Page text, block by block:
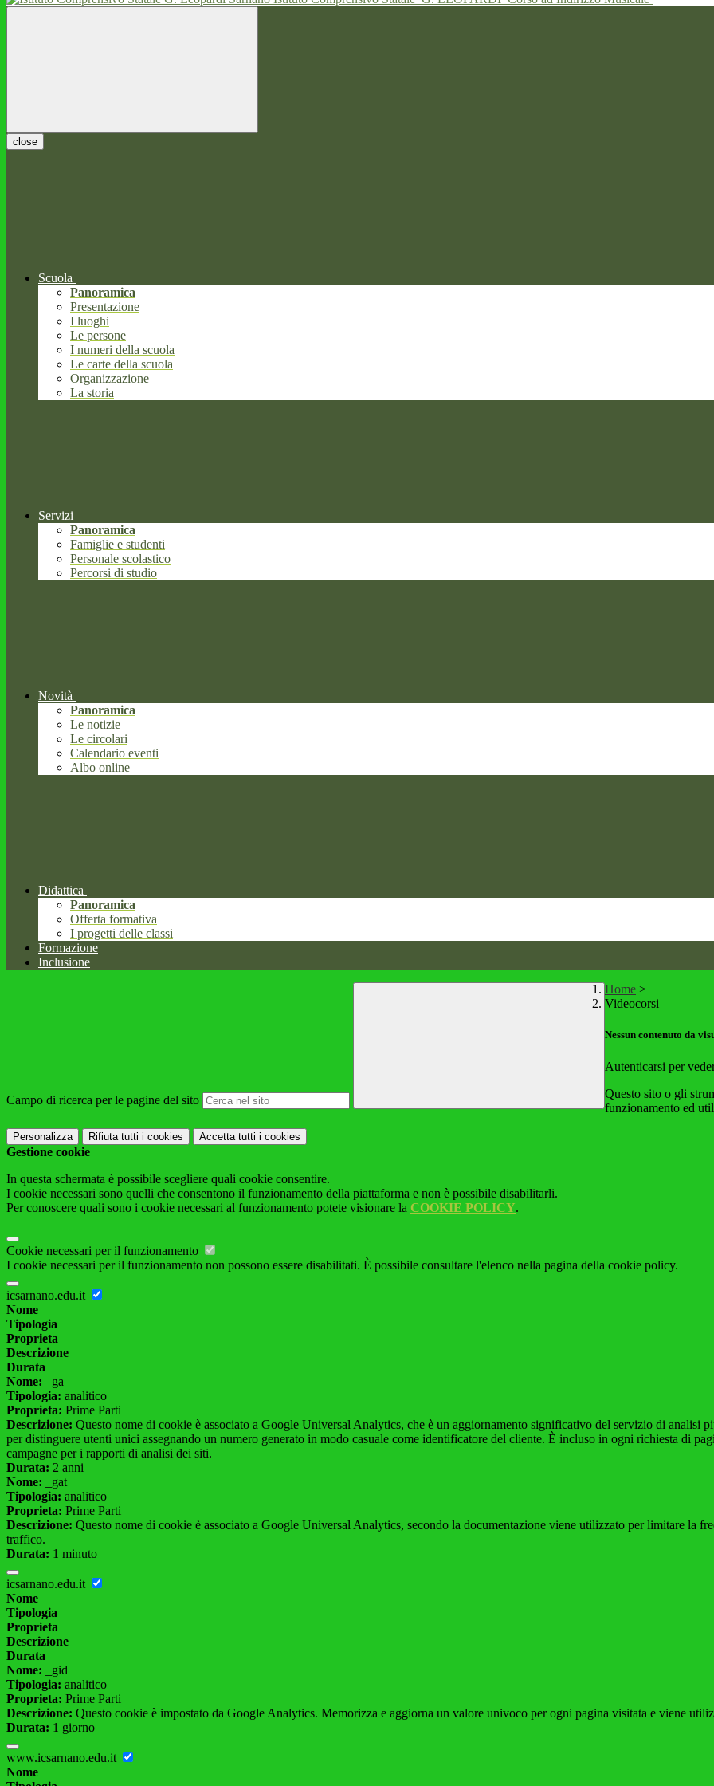
close
Scuola
Panoramica
Presentazione
I luoghi
Le persone
I numeri della scuola
Le carte della scuola
Organizzazione
La storia
Servizi
Panoramica
Famiglie e studenti
Personale scolastico
Percorsi di studio
Novità
Panoramica
Le notizie
Le circolari
Calendario eventi
Albo online
Didattica
Panoramica
Offerta formativa
I progetti delle classi
Formazione
Inclusione
Campo di ricerca per le pagine del sito
Home >
Videocorsi
Nessun contenuto da
Autenticarsi per
Questo sito o gli
funzionamento ed
Personalizza Rifiuta tutti i cookies Accetta tutti i cookies
Gestione cookie
In questa schermata è possibile scegliere quali cookie consentire.
I cookie necessari sono quelli che consentono il funzionamento della piattaforma e non è possibile disabilitarli.
Per conoscere quali sono i cookie necessari al funzionamento potete visionare la COOKIE POLICY.
Cookie necessari per il funzionamento
I cookie necessari per il funzionamento non possono essere disabilitati. È possibile consultare l'elenco nella pagina della cookie policy.
icsarnano.edu.it
Nome
Tipologia
Proprieta
Descrizione
Durata
Nome: _ga
Tipologia: analitico
Proprieta: Prime Parti
Descrizione: Questo nome di cookie è associato a Google Universal Analytics, che è un aggiornamento significativo del servizio di analisi
per distinguere utenti unici assegnando un numero generato in modo casuale come identificatore del cliente. È incluso in ogni richiesta di
campagne per i rapporti di analisi dei siti.
Durata: 2 anni
Nome: _gat
Tipologia: analitico
Proprieta: Prime Parti
Descrizione: Questo nome di cookie è associato a Google Universal Analytics, secondo la documentazione viene utilizzato per limitare la
traffico.
Durata: 1 minuto
icsarnano.edu.it
Nome
Tipologia
Proprieta
Descrizione
Durata
Nome: _gid
Tipologia: analitico
Proprieta: Prime Parti
Descrizione: Questo cookie è impostato da Google Analytics. Memorizza e aggiorna un valore univoco per ogni pagina visitata e viene
Durata: 1 giorno
www.icsarnano.edu.it
Nome